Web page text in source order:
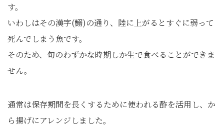
す。
いわしはその漢字(鰯)の通り、陸に上がるとすぐに弱って
死んでしまう魚です。
そのため、旬のわずかな時期しか生で食べることができま
せん。
通常は保存期間を長くするために使われる酢を活用し、か
ら揚げにアレンジしました。